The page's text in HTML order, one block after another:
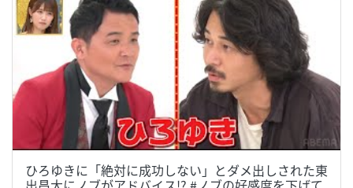
ひろゆきに「絶対に成功しない」とダメ出しされた東